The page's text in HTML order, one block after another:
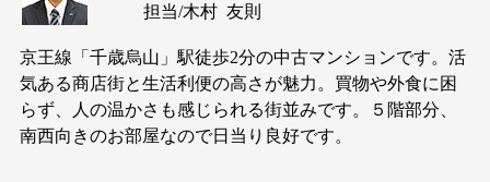
担当/木村 友則
京王線「千歳烏山」駅徒歩2分の中古マンションです。活
気ある商店街と生活利便の高さが魅力。買物や外食に困
らず、人の温かさも感じられる街並みです。５階部分、
南西向きのお部屋なので日当り良好です。